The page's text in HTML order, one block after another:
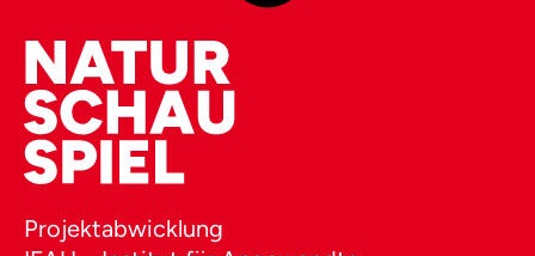
Projektabwicklung